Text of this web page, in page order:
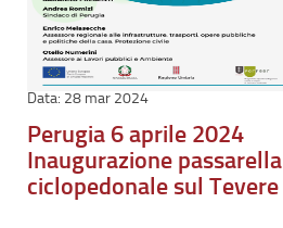
28 mar 2024
Perugia 6 aprile 2024
Inaugurazione passarella
ciclopedonale sul Tevere